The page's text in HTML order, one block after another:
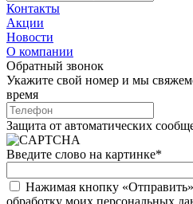
Контакты
Акции
Новости
О компании
Обратный звонок
Укажите свой номер и мы
время
Защита от автоматических
Введите слово на картинке*
Нажимая кнопку
обработку моих персональных